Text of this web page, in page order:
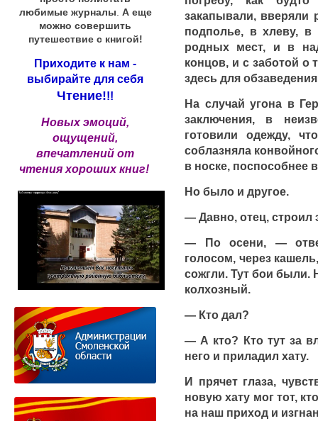
закапывали, вверяли
подполье, в хлеву, в
родных мест, и в
концов, и с заботой о
здесь для
На случай угона в
заключения, в
готовили одежду,
соблазняла
в носке, поспособнее
Но было и другое.
— Давно, отец, строил
— По осени, —
голосом, через
сожгли. Тут бои были.
колхозный.
— Кто дал?
— А кто? Кто тут за
него и приладил хату.
И прячет глаза,
новую хату мог тот,
на наш приход и
любимые журналы А еще
можно совершить
путешествие с книгой!
Приходите к нам -
выбирайте для себя
Чтение!!!
Новых эмоций,
ощущений,
впечатлений от
чтения хороших книг!